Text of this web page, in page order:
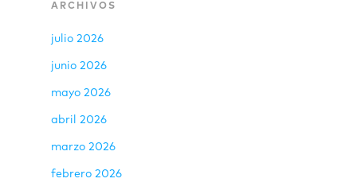
ARCHIVOS
julio 2026
junio 2026
mayo 2026
abril 2026
marzo 2026
febrero 2026